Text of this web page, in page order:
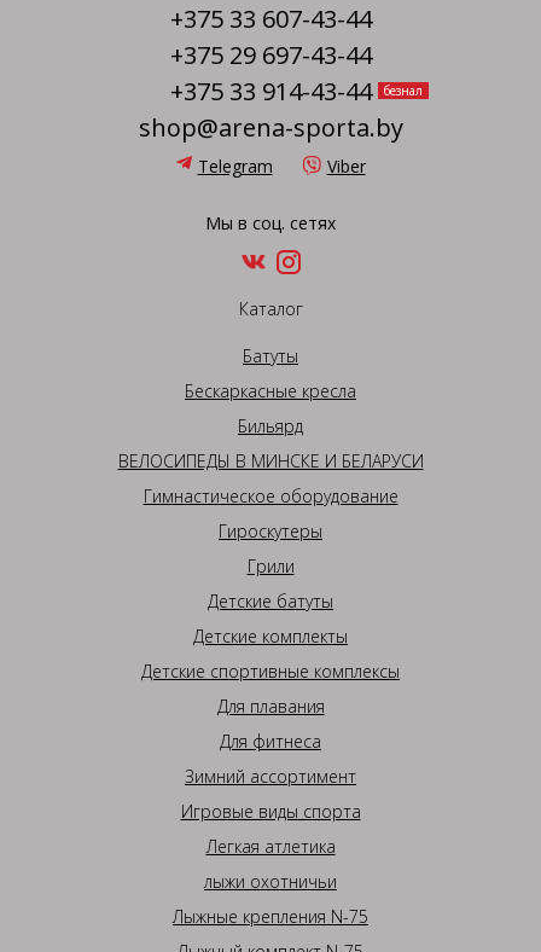
+375 33 607-43-44
+375 29 697-43-44
+375 33 914-43-44
безнал
shop@arena-sporta.by
Telegram Viber
Мы в соц. сетях
Каталог
Батуты
Бескаркасные кресла
Бильярд
ВЕЛОСИПЕДЫ В МИНСКЕ И БЕЛАРУСИ
Гимнастическое оборудование
Гироскутеры
Грили
Детские батуты
Детские комплекты
Детские спортивные комплексы
Для плавания
Для фитнеса
Зимний ассортимент
Игровые виды спорта
Легкая атлетика
лыжи охотничьи
Лыжные крепления N-75